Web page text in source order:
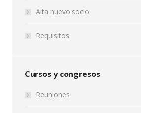
Alta nuevo socio
Requisitos
Cursos y congresos
Reuniones